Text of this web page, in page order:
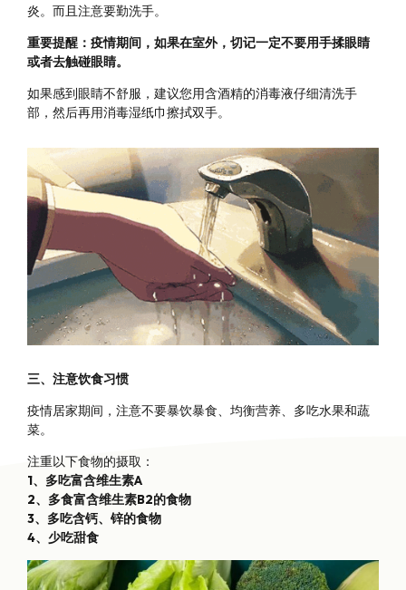
炎。而且注意要勤洗手。
重要提醒：疫情期间，如果在室外，切记一定不要用手揉眼睛
或者去触碰眼睛。
如果感到眼睛不舒服，建议您用含酒精的消毒液仔细清洗手
部，然后再用消毒湿纸巾擦拭双手。
三、注意饮食习惯
疫情居家期间，注意不要暴饮暴食、均衡营养、多吃水果和蔬
菜。
注重以下食物的摄取：
1、多吃富含维生素A
2、多食富含维生素B2的食物
3、多吃含钙、锌的食物
4、少吃甜食